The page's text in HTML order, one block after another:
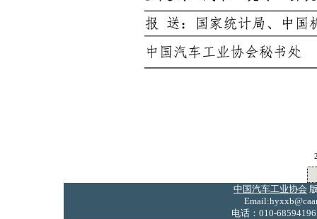
中国汽车工业协会
电话：010-